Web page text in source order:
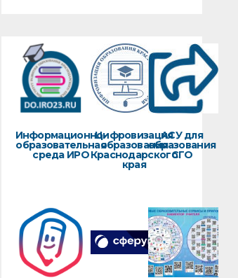
Информационно-
образовательная
среда ИРО
Цифровизация
образования
Краснодарского
края
АСУ для
образования
СГО